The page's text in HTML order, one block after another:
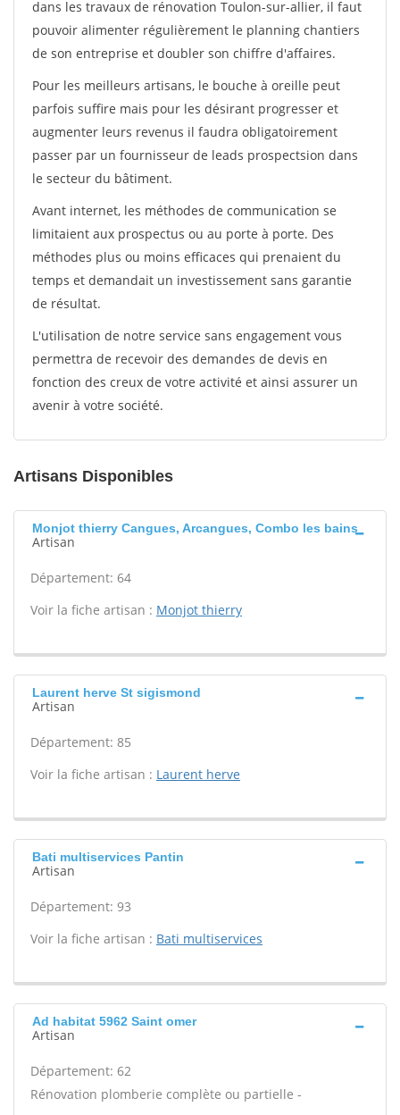
dans les travaux de rénovation Toulon-sur-allier, il faut
pouvoir alimenter régulièrement le planning chantiers
de son entreprise et doubler son chiffre d'affaires.
Pour les meilleurs artisans, le bouche à oreille peut
parfois suffire mais pour les désirant progresser et
augmenter leurs revenus il faudra obligatoirement
passer par un fournisseur de leads prospectsion dans
le secteur du bâtiment.
Avant internet, les méthodes de communication se
limitaient aux prospectus ou au porte à porte. Des
méthodes plus ou moins efficaces qui prenaient du
temps et demandait un investissement sans garantie
de résultat.
L'utilisation de notre service sans engagement vous
permettra de recevoir des demandes de devis en
fonction des creux de votre activité et ainsi assurer un
avenir à votre société.
Artisans Disponibles
Monjot thierry Cangues, Arcangues, Combo les bains
Artisan
Département: 64
Voir la fiche artisan : Monjot thierry
Laurent herve St sigismond
Artisan
Département: 85
Voir la fiche artisan : Laurent herve
Bati multiservices Pantin
Artisan
Département: 93
Voir la fiche artisan : Bati multiservices
Ad habitat 5962 Saint omer
Artisan
Département: 62
Rénovation plomberie complète ou partielle -